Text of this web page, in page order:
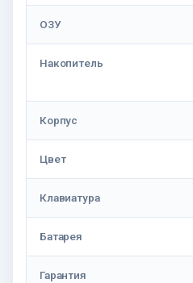
ОЗУ
Накопитель
Корпус
Цвет
Клавиатура
Батарея
Гарантия